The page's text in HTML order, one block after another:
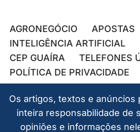
AGRONEGÓCIO APOSTAS
INTELIGÊNCIA ARTIFICIAL
CEP GUAÍRA
TELEFONES
POLÍTICA DE PRIVACIDADE
Os artigos, textos e anúncios
inteira responsabilidade de
opiniões e informações